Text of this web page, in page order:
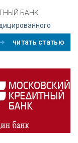
БАНК
читать статью